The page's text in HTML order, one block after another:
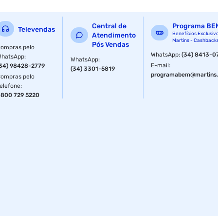
Televendas
pelo
:
98428-2779
pelo
:
729 5220
Central de
Atendimento
Pós Vendas
WhatsApp:
(34) 3301-5819
Programa
Benefícios
Martins -
WhatsApp:(34) 8413-
E-mail: